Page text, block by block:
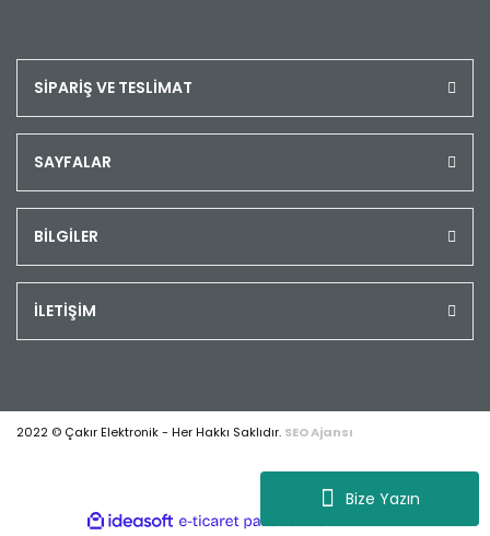
Bize Yazın
SİPARİŞ VE TESLİMAT
SAYFALAR
BİLGİLER
İLETİŞİM
2022 © Çakır Elektronik - Her Hakkı Saklıdır. SEO Ajansı
ideasoft